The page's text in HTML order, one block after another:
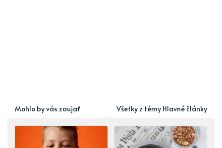
Mohlo by vás zaujať Všetky z témy Hlavné články